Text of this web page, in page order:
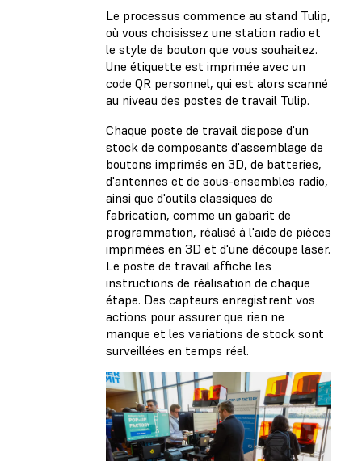
Le processus commence au stand Tulip,
où vous choisissez une station radio et
le style de bouton que vous souhaitez.
Une étiquette est imprimée avec un
code QR personnel, qui est alors scanné
au niveau des postes de travail Tulip.
Chaque poste de travail dispose d'un
stock de composants d'assemblage de
boutons imprimés en 3D, de batteries,
d'antennes et de sous-ensembles radio,
ainsi que d'outils classiques de
fabrication, comme un gabarit de
programmation, réalisé à l'aide de pièces
imprimées en 3D et d'une découpe laser.
Le poste de travail affiche les
instructions de réalisation de chaque
étape. Des capteurs enregistrent vos
actions pour assurer que rien ne
manque et les variations de stock sont
surveillées en temps réel.